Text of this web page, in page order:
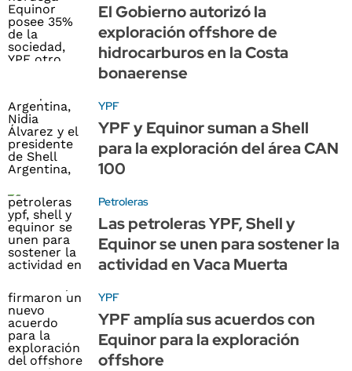
El Gobierno autorizó la
exploración offshore de
hidrocarburos en la Costa
bonaerense
YPF
YPF y Equinor suman a Shell
para la exploración del área CAN
100
Petroleras
Las petroleras YPF, Shell y
Equinor se unen para sostener la
actividad en Vaca Muerta
YPF
YPF amplía sus acuerdos con
Equinor para la exploración
offshore